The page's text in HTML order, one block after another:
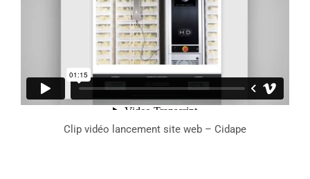
Clip vidéo lancement site web – Cidape